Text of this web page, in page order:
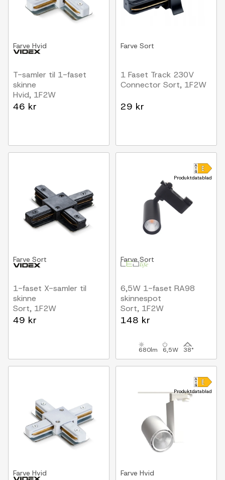
Farve Hvid
T-samler til 1-faset
skinne
Hvid, 1F2W
46 kr
Farve Sort
1 Faset Track 230V
Connector Sort, 1F2W
29 kr
Farve Sort
1-faset X-samler til
skinne
Sort, 1F2W
49 kr
Produktdatablad
FarveSort
6,5W 1-faset RA98
skinnespot
Sort, 1F2W
148 kr
680lm 6,5W 38°
Farve Hvid
Produktdatablad
Farve Hvid